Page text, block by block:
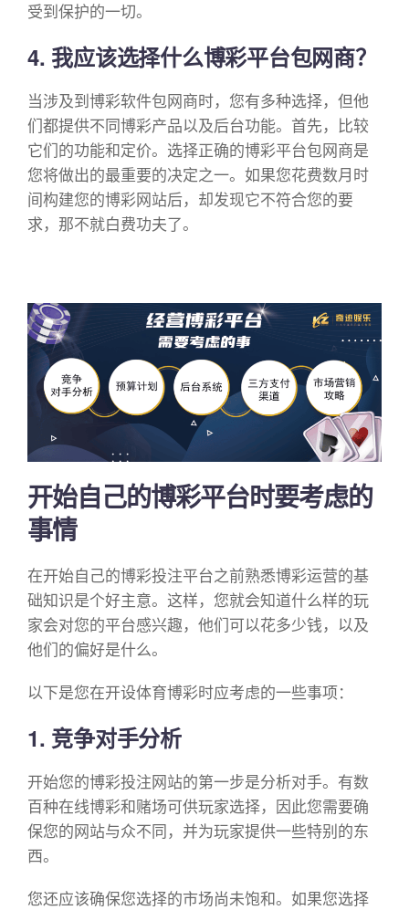
受到保护的一切。
4. 我应该选择什么博彩平台包网商？
当涉及到博彩软件包网商时，您有多种选择，但他
们都提供不同博彩产品以及后台功能。首先，比较
它们的功能和定价。选择正确的博彩平台包网商是
您将做出的最重要的决定之一。如果您花费数月时
间构建您的博彩网站后，却发现它不符合您的要
求，那不就白费功夫了。
开始自己的博彩平台时要考虑的
事情
在开始自己的博彩投注平台之前熟悉博彩运营的基
础知识是个好主意。这样，您就会知道什么样的玩
家会对您的平台感兴趣，他们可以花多少钱，以及
他们的偏好是什么。
以下是您在开设体育博彩时应考虑的一些事项：
1. 竞争对手分析
开始您的博彩投注网站的第一步是分析对手。有数
百种在线博彩和赌场可供玩家选择，因此您需要确
保您的网站与众不同，并为玩家提供一些特别的东
西。
您还应该确保您选择的市场尚未饱和。如果您选择